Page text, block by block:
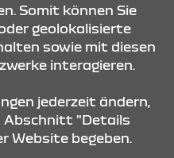
Somit können Sie
geolokalisierte
sowie mit diesen
interagieren.
jederzeit ändern,
Abschnitt "Details
Website begeben.